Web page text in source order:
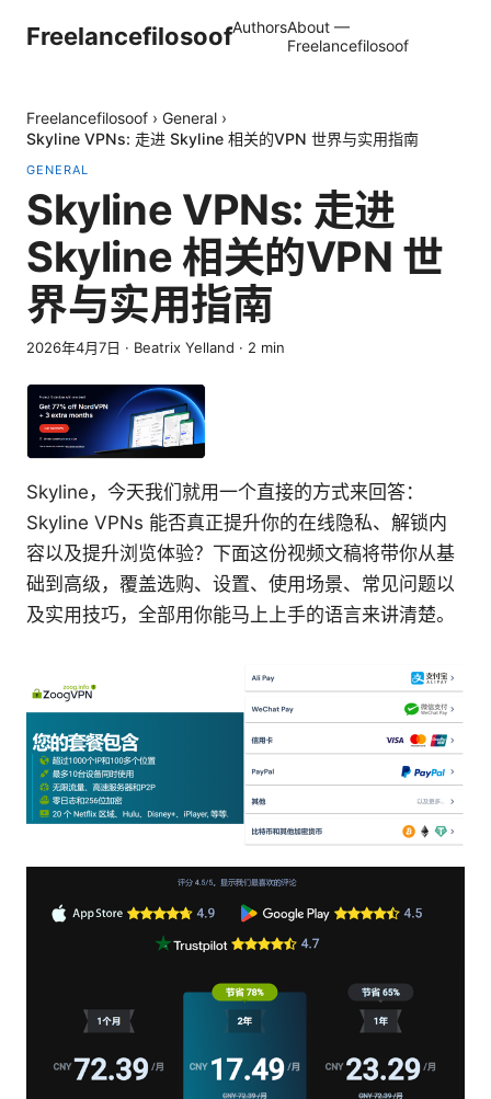
FreelancefilosoofAuthorsAbout —
Freelancefilosoof
Freelancefilosoof › General ›
Skyline VPNs: 走进 Skyline 相关的VPN 世界与实用指南
GENERAL
Skyline VPNs: 走进
Skyline 相关的VPN 世
界与实用指南
2026年4月7日 · Beatrix Yelland · 2 min
Skyline，今天我们就用一个直接的方式来回答：
Skyline VPNs 能否真正提升你的在线隐私、解锁内
容以及提升浏览体验？下面这份视频文稿将带你从基
础到高级，覆盖选购、设置、使用场景、常见问题以
及实用技巧，全部用你能马上上手的语言来讲清楚。